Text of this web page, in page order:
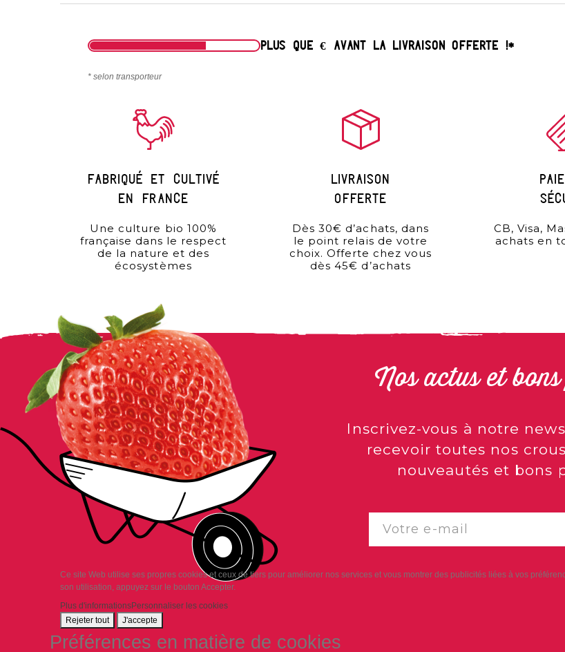
PLUS QUE€ AVANT LA LIVRAISON OFFERTE !*
* selon transporteur
Fabriqué et cultivé
en france
Une culture bio 100%
française dans le respect
de la nature et des
écosystèmes
Livraison
offerte
Dès 30€ d’achats, dans
le point relais de votre
choix. Offerte chez vous
dès 45€ d’achats
CB, Visa,
achats en
Nos actus et
Inscrivez-vous à notre
recevoir toutes nos
nouveautés et bons
Ce site Web utilise ses propres cookies et ceux de tiers pour améliorer nos services et vous montrer des publicités liées à vos
son utilisation, appuyez sur le bouton Accepter.
Plus d'informationsPersonnaliser les cookies
Rejeter tout
J'accepte
Préférences en matière de cookies